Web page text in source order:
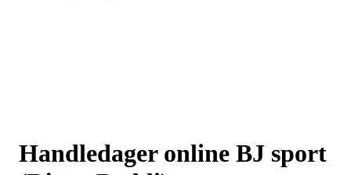
Handledager online BJ sport